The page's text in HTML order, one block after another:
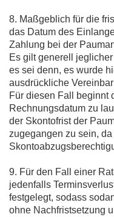
8. Maßgeblich für die
das Datum des
Zahlung bei der
Es gilt generell
es sei denn, es wurde
ausdrückliche
Für diesen Fall beginnt
Rechnungsdatum zu
der Skontofrist der
zugegangen zu sein,
9. Für den Fall einer
jedenfalls
festgelegt, sodass
ohne Nachfristsetzung